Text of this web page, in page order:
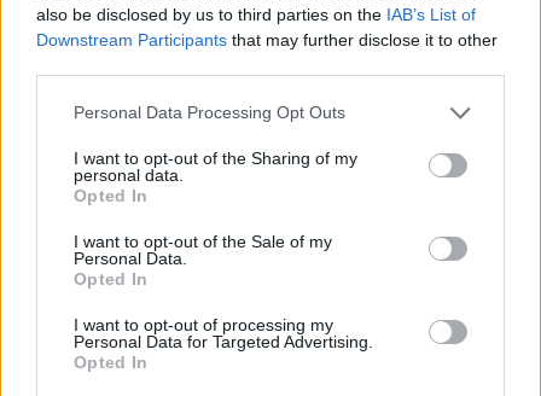
also be disclosed by us to third parties on the IAB’s List of
Downstream Participants that may further disclose it to other
Personal Data Processing Opt Outs
I want to opt-out of the Sharing of my
personal data.
Opted In
I want to opt-out of the Sale of my
Personal Data.
Opted In
I want to opt-out of processing my
Personal Data for Targeted Advertising.
Opted In
Abdixhiku kërkon konstituimin
pa vonesa të Kuvendit të
Kosovës
Takimi Kurti-Abdixhiku mbyllet